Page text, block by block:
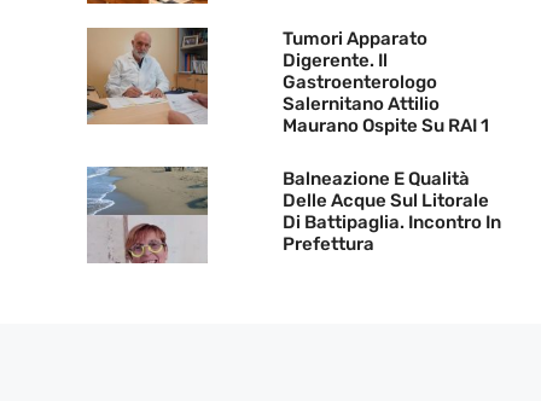
Tumori Apparato
Digerente. Il
Gastroenterologo
Salernitano Attilio
Maurano Ospite Su RAI 1
Balneazione E Qualità
Delle Acque Sul Litorale
Di Battipaglia. Incontro In
Prefettura